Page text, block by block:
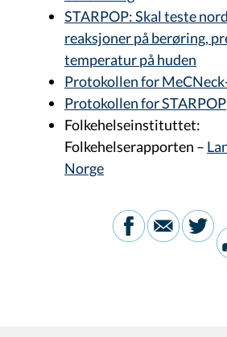
STARPOP: Skal teste
reaksjoner på berøring,
temperatur på huden
Protokollen for
Protokollen for STARPOP
Folkehelseinstituttet:
Folkehelserapporten –
Norge